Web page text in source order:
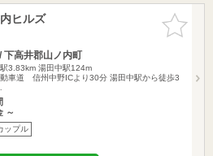
お気に入
りに追加
ヒルズ
下高井郡山ノ内町
3.83km 湯田中駅124m
動車道 信州中野ICより30分 湯田中駅から徒歩3
～
ップル